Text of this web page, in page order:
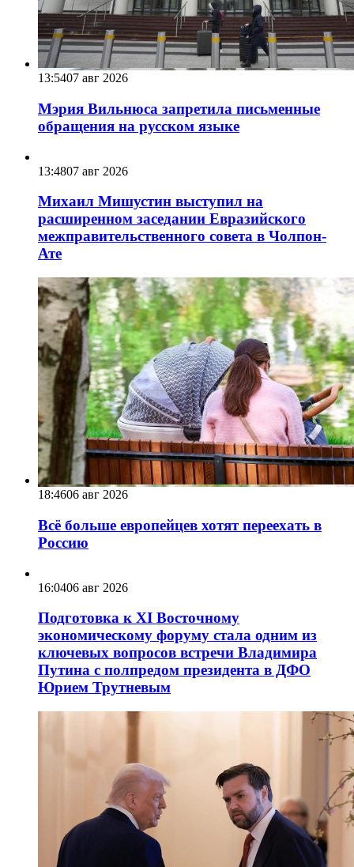
13:5407 авг 2026
Мэрия Вильнюса запретила письменные
обращения на русском языке
13:4807 авг 2026
Михаил Мишустин выступил на
расширенном заседании Евразийского
межправительственного совета в Чолпон-
Ате
18:4606 авг 2026
Всё больше европейцев хотят переехать в
Россию
16:0406 авг 2026
Подготовка к XI Восточному
экономическому форуму стала одним из
ключевых вопросов встречи Владимира
Путина с полпредом президента в ДФО
Юрием Трутневым